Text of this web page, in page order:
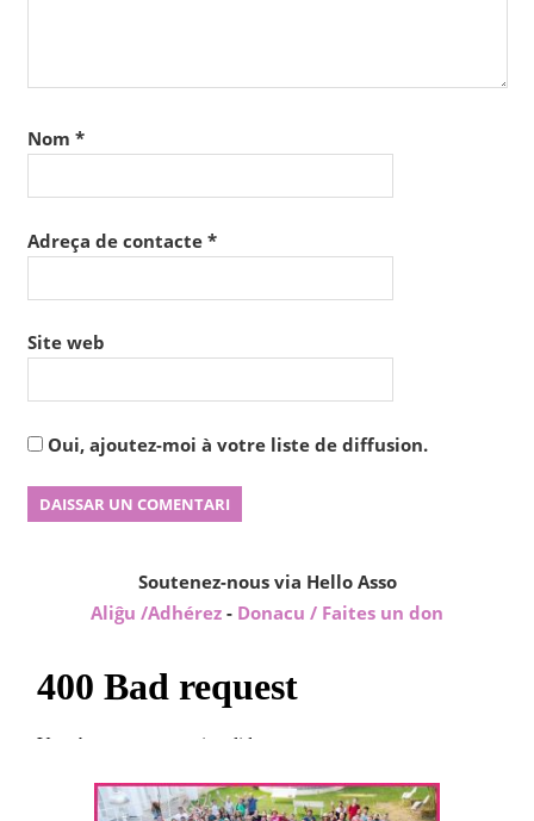
Nom *
Adreça de contacte *
Site web
Oui, ajoutez-moi à votre liste de diffusion.
Soutenez-nous via Hello Asso
Aliĝu /Adhérez - Donacu / Faites un don